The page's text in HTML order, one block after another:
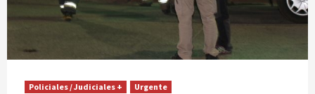
Policiales / Judiciales + Urgente